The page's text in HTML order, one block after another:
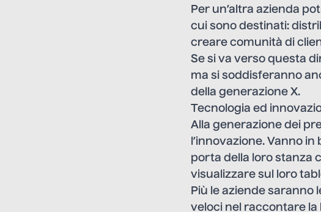
Per un’altra azienda
cui sono destinati:
creare comunità di
Se si va verso questa
ma si soddisferanno
della generazione X.
Tecnologia ed
Alla generazione dei
l’innovazione. Vanno
porta della loro stanza
visualizzare sul loro
Più le aziende saranno
veloci nel raccontare